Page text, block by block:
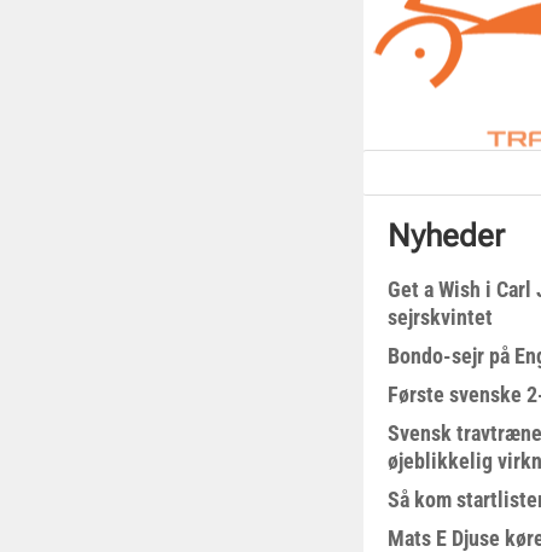
Nyheder
Get a Wish i Carl
sejrskvintet
Bondo-sejr på
Første svenske
Svensk
øjeblikkelig
Så kom
Mats E Djuse